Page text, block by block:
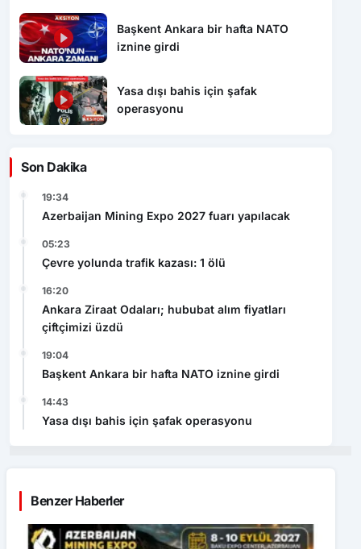
Başkent Ankara bir hafta NATO
iznine girdi
Yasa dışı bahis için şafak
operasyonu
Son Dakika
19:34
Azerbaijan Mining Expo 2027 fuarı yapılacak
05:23
Çevre yolunda trafik kazası: 1 ölü
16:20
Ankara Ziraat Odaları; hububat alım fiyatları
çiftçimizi üzdü
19:04
Başkent Ankara bir hafta NATO iznine girdi
14:43
Yasa dışı bahis için şafak operasyonu
Benzer Haberler